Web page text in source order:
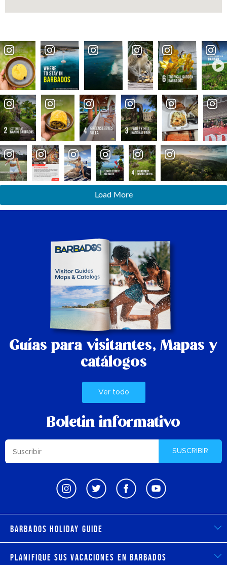
Load More
Guías para visitantes, Mapas y
catálogos
Ver todo
Boletin informativo
SUSCRIBIR
Barbados Holiday Guide
Planifique sus vacaciones en Barbados